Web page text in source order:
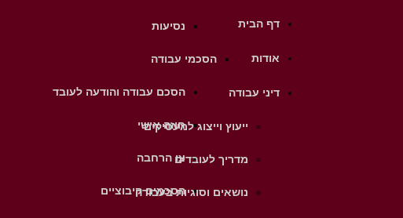
נסיעות
הסכמי עבודה
הסכם עבודה והודעה לעובד
חוזה אישי
צו הרחבה
הסכמים קיבוציים
דף הבית
אודות
דיני עבודה
ייעוץ וייצוג למעסיקים
מדריך לעובדים
נושאים וסוגיות בעבודה